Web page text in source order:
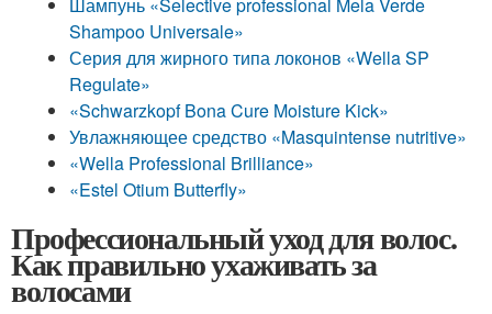
Shampoo Universale»
Серия для жирного типа локонов «Wella SP
Regulate»
«Schwarzkopf Bona Cure Moisture Kick»
Увлажняющее средство «Masquintense nutritive»
«Wella Professional Brilliance»
«Estel Otium Butterfly»
Профессиональный уход для волос.
Как правильно ухаживать за
волосами